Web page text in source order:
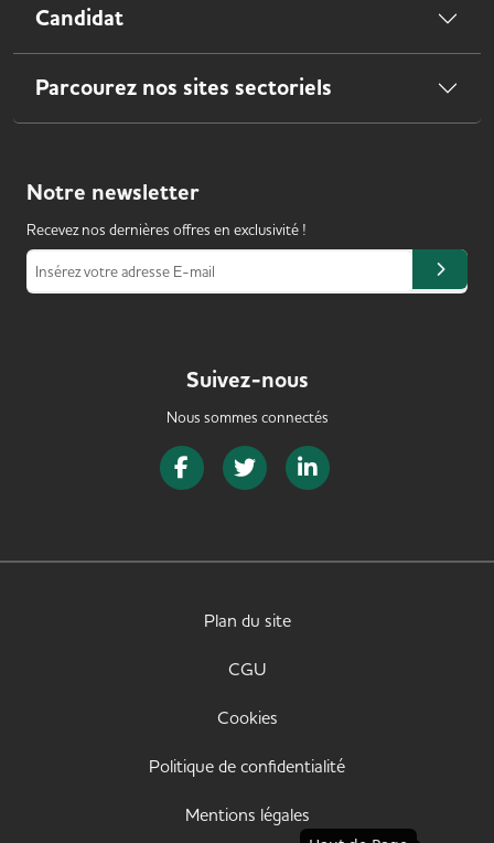
Candidat
Parcourez nos sites sectoriels
Notre newsletter
Recevez nos dernières offres en exclusivité !
Insérez votre adresse E-mail
Suivez-nous
Nous sommes connectés
Page Facebook de SeniorJob
Page Twitter de SeniorJob
Plan du site
CGU
Cookies
Politique de confidentialité
Mentions légales